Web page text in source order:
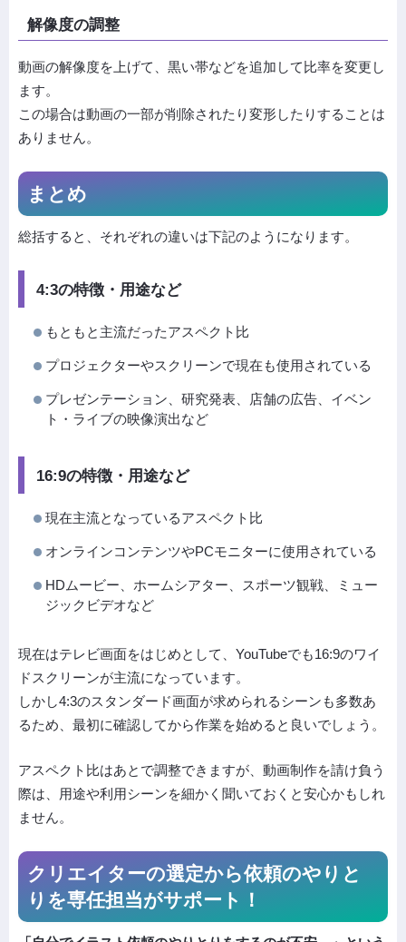
解像度の調整
動画の解像度を上げて、黒い帯などを追加して比率を変更し
ます。
この場合は動画の一部が削除されたり変形したりすることは
ありません。
まとめ
総括すると、それぞれの違いは下記のようになります。
4:3の特徴・用途など
もともと主流だったアスペクト比
プロジェクターやスクリーンで現在も使用されている
プレゼンテーション、研究発表、店舗の広告、イベン
ト・ライブの映像演出など
16:9の特徴・用途など
現在主流となっているアスペクト比
オンラインコンテンツやPCモニターに使用されている
HDムービー、ホームシアター、スポーツ観戦、ミュー
ジックビデオなど
現在はテレビ画面をはじめとして、YouTubeでも16:9のワイ
ドスクリーンが主流になっています。
しかし4:3のスタンダード画面が求められるシーンも多数あ
るため、最初に確認してから作業を始めると良いでしょう。
アスペクト比はあとで調整できますが、動画制作を請け負う
際は、用途や利用シーンを細かく聞いておくと安心かもしれ
ません。
クリエイターの選定から依頼のやりと
りを専任担当がサポート！